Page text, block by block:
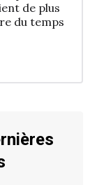
de plus
du temps